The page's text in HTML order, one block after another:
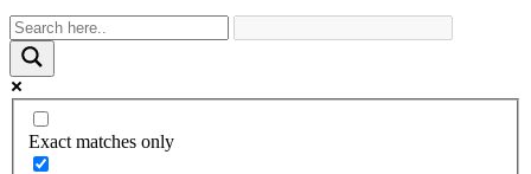
Exact matches only